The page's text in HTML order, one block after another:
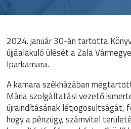
2024. január 30-án tartotta
újjáalakuló ülését a Zala
Iparkamara.
A kamara székházában
Mária szolgáltatási vezető
újraindításának létjogosultságát,
hogy a pénzügy, számvitel